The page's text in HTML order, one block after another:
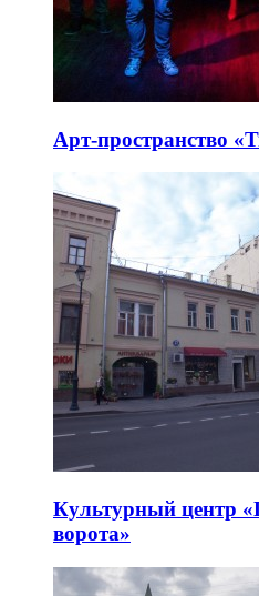
Арт-пространство
Культурный центр
ворота»